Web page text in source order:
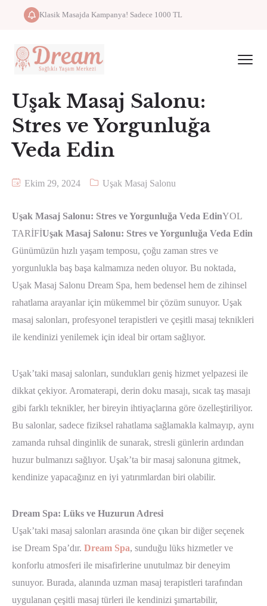
Klasik Masajda Kampanya! Sadece 1000 TL
Uşak Masaj Salonu:
Stres ve Yorgunluğa
Veda Edin
Ekim 29, 2024 Uşak Masaj Salonu
Uşak Masaj Salonu: Stres ve Yorgunluğa Veda EdinYOL
TARİFİUşak Masaj Salonu: Stres ve Yorgunluğa Veda Edin
Günümüzün hızlı yaşam temposu, çoğu zaman stres ve
yorgunlukla baş başa kalmamıza neden oluyor. Bu noktada,
Uşak Masaj Salonu Dream Spa, hem bedensel hem de zihinsel
rahatlama arayanlar için mükemmel bir çözüm sunuyor. Uşak
masaj salonları, profesyonel terapistleri ve çeşitli masaj teknikleri
ile kendinizi yenilemek için ideal bir ortam sağlıyor.
Uşak’taki masaj salonları, sundukları geniş hizmet yelpazesi ile
dikkat çekiyor. Aromaterapi, derin doku masajı, sıcak taş masajı
gibi farklı teknikler, her bireyin ihtiyaçlarına göre özelleştiriliyor.
Bu salonlar, sadece fiziksel rahatlama sağlamakla kalmayıp, aynı
zamanda ruhsal dinginlik de sunarak, stresli günlerin ardından
huzur bulmanızı sağlıyor. Uşak’ta bir masaj salonuna gitmek,
kendinize yapacağınız en iyi yatırımlardan biri olabilir.
Dream Spa: Lüks ve Huzurun Adresi
Uşak’taki masaj salonları arasında öne çıkan bir diğer seçenek
ise Dream Spa’dır. Dream Spa, sunduğu lüks hizmetler ve
konforlu atmosferi ile misafirlerine unutulmaz bir deneyim
sunuyor. Burada, alanında uzman masaj terapistleri tarafından
uygulanan çeşitli masaj türleri ile kendinizi şımartabilir,